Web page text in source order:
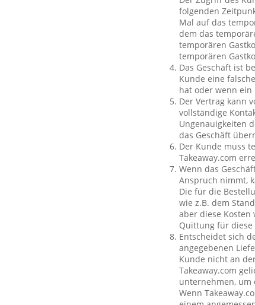
folgenden
Mal auf das
dem das
temporären
temporären
Das Geschäft ist
Kunde eine
hat oder wenn ein
Der Vertrag kann
vollständige
Ungenauigkeiten
das Geschäft
Der Kunde muss
Takeaway.com
Wenn das
Anspruch nimmt,
Die für die
wie z.B. dem
aber diese
Quittung für diese
Entscheidet sich
angegebenen
Kunde nicht an
Takeaway.com
unternehmen, um
Wenn